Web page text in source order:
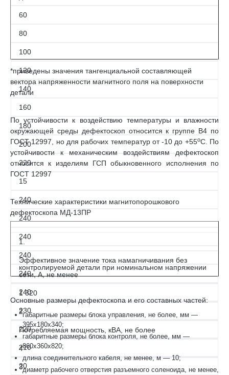
60
80
100
120
140
160
180
200
220
15
240
240
240
240
240
240
230
220
210
20
*приведены значения тангенциальной составляющей
вектора напряженности магнитного поля на поверхности
детали
По устойчивости к воздействию температуры и влажности
окружающей среды дефектоскоп относится к группе В4 по
ГОСТ 12997, но для рабочих температур от -10 до +55оС. По
устойчивости к механическим воздействиям дефектоскоп
относится к изделиям ГСП обыкновенного исполнения по
ГОСТ 12997
Технические характеристики магнитопорошкового
дефектоскопа МД-13ПР
1.
Эффективное значение тока намагничивания без
контролируемой детали при номинальном напряжении
сети, А, не менее
1 320
2.
Потребляемая мощность, кВА, не более
4
3.
Основные размеры дефектоскопа и его составных частей:
габаритные размеры блока управления, не более, мм —
395x180x340;
габаритные размеры блока контроля, не более, мм —
860x360x820;
длина соединительного кабеля, не менее, м — 10;
диаметр рабочего отверстия разъемного соленоида, не менее,